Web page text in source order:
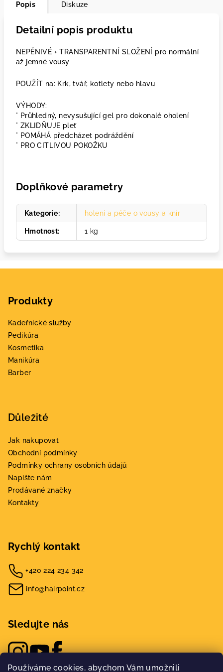
Používáme cookies, abychom Vám umožnili
Popis Diskuze
Detailní popis produktu
NEPĚNIVÉ + TRANSPARENTNÍ SLOŽENÍ pro normální
až jemné vousy
POUŽÍT na: Krk, tvář, kotlety nebo hlavu
VÝHODY:
° Průhledný, nevysušující gel pro dokonalé oholení
° ZKLIDŇUJE pleť
° POMÁHÁ předcházet podráždění
° PRO CITLIVOU POKOŽKU
Doplňkové parametry
Kategorie: holení a péče o vousy a knír
Hmotnost: 1 kg
Produkty
Kadeřnické služby
Pedikúra
Kosmetika
Manikúra
Barber
Důležité
Jak nakupovat
Obchodní podmínky
Podmínky ochrany osobních údajů
Napište nám
Prodávané značky
Kontakty
Rychlý kontakt
+420 224 234 342
info@hairpoint.cz
Sledujte nás